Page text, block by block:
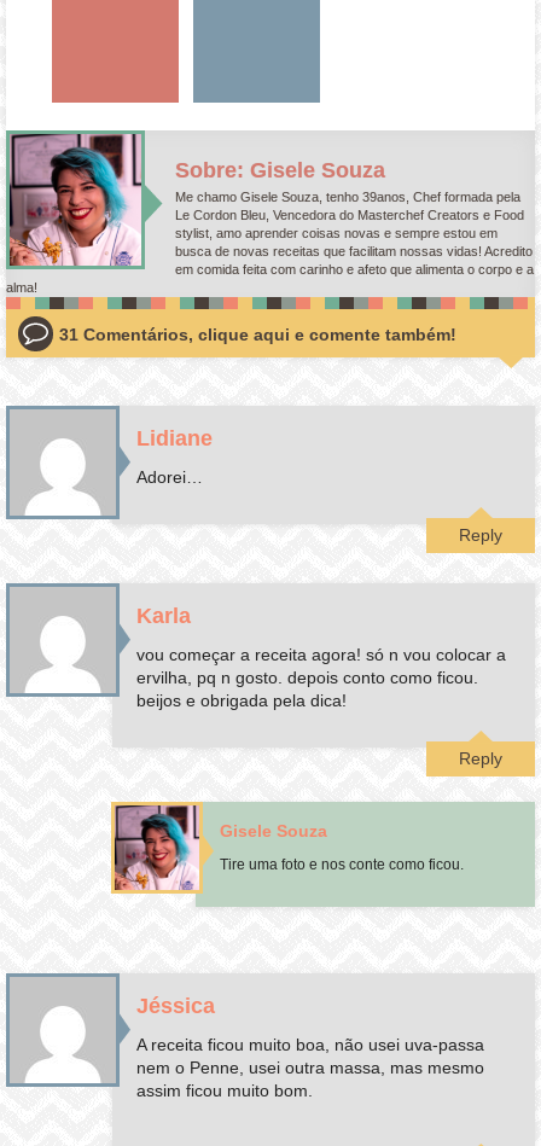
Sobre: Gisele Souza
Me chamo Gisele Souza, tenho 39anos, Chef formada pela
Le Cordon Bleu, Vencedora do Masterchef Creators e Food
stylist, amo aprender coisas novas e sempre estou em
busca de novas receitas que facilitam nossas vidas! Acredito
em comida feita com carinho e afeto que alimenta o corpo e a
alma!
31 Comentários, clique aqui e comente também!
Lidiane
Adorei…
Reply
Karla
vou começar a receita agora! só n vou colocar a
ervilha, pq n gosto. depois conto como ficou.
beijos e obrigada pela dica!
Reply
Gisele Souza
Tire uma foto e nos conte como ficou.
Jéssica
A receita ficou muito boa, não usei uva-passa
nem o Penne, usei outra massa, mas mesmo
assim ficou muito bom.